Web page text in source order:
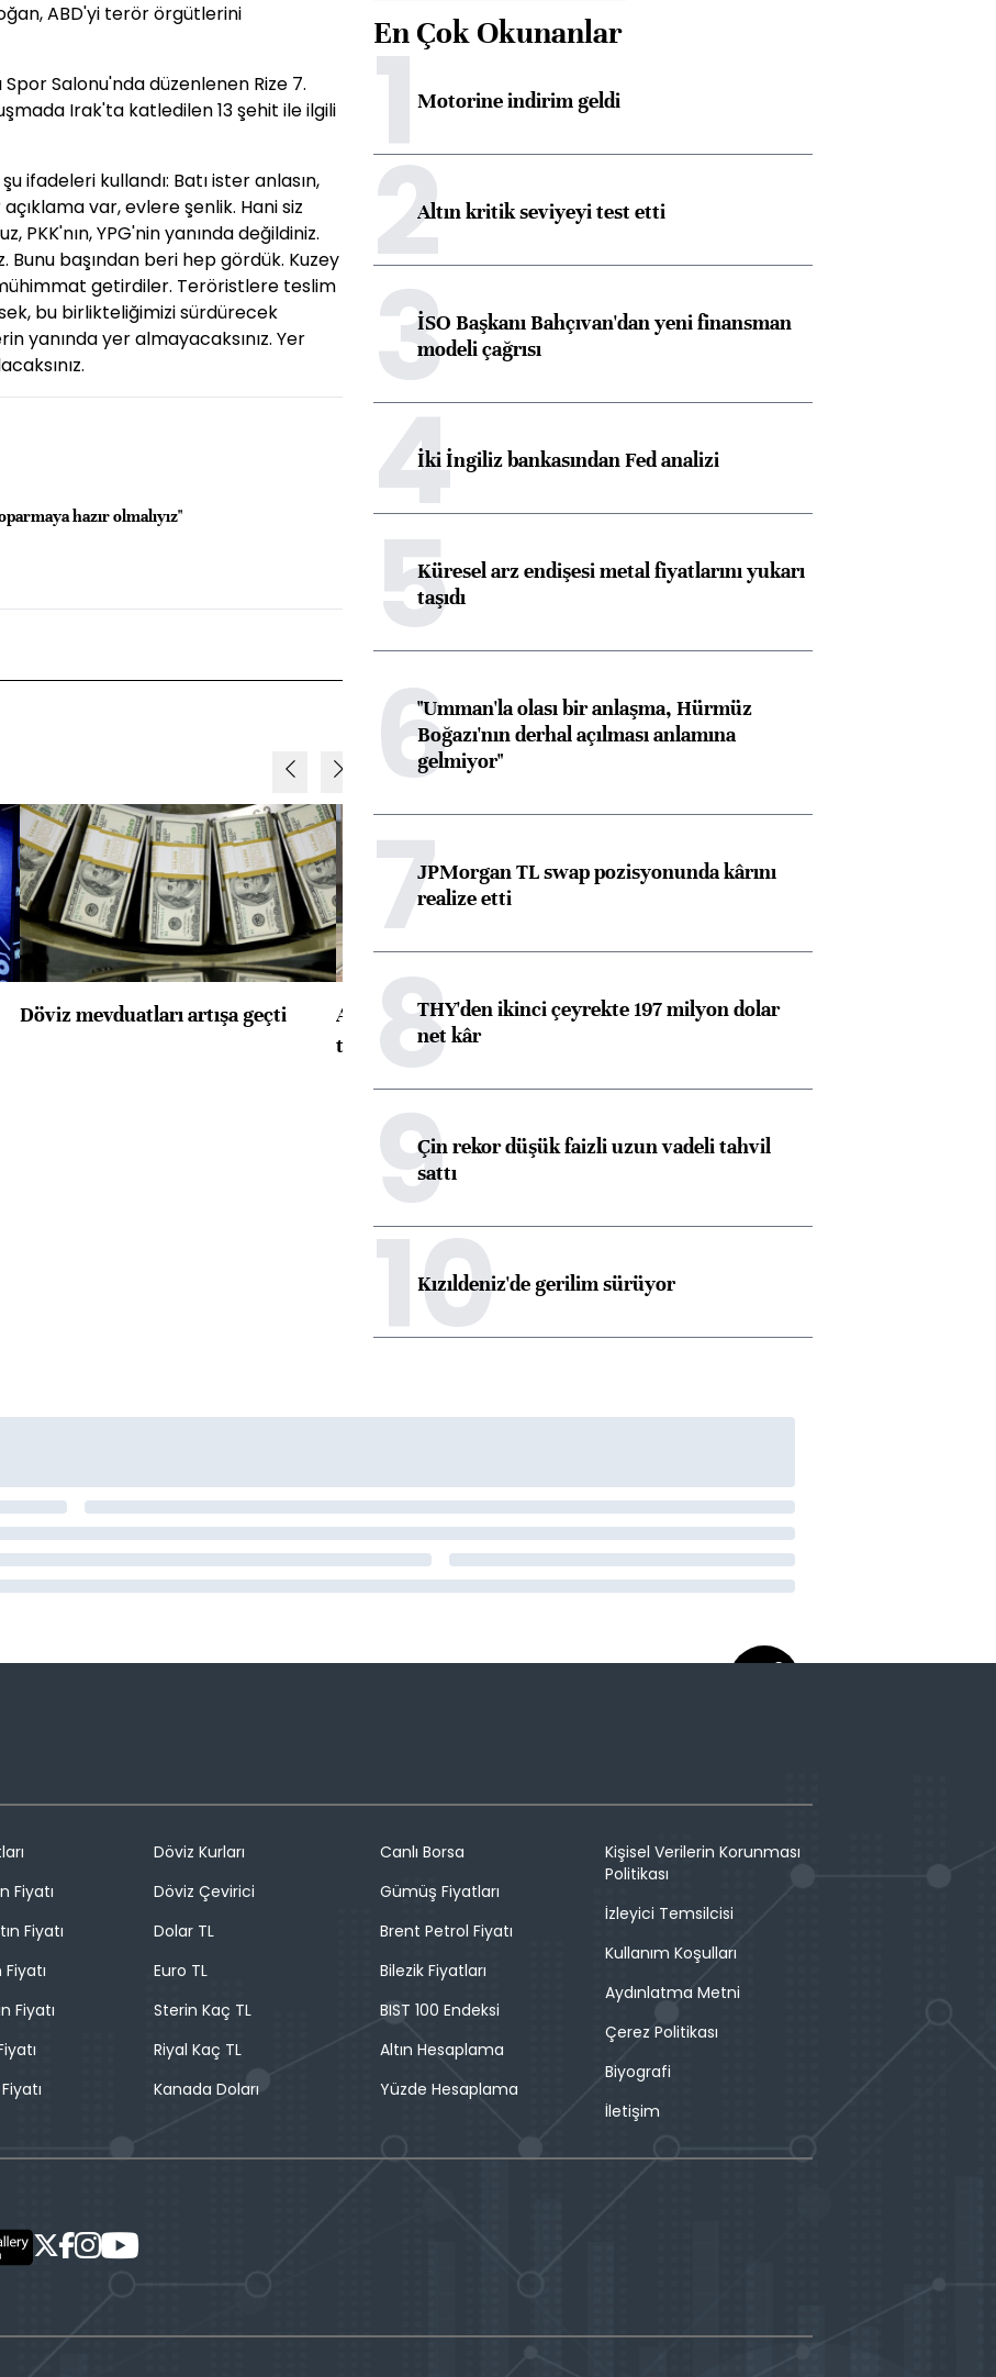
ABD'yi terör örgütlerini
Salonu'nda düzenlenen Rize 7.
Irak'ta katledilen 13 şehit ile ilgili
ifadeleri kullandı: Batı ister anlasın,
var, evlere şenlik. Hani siz
YPG'nin yanında değildiniz.
Bunu başından beri hep gördük. Kuzey
getirdiler. Teröristlere teslim
bu birlikteliğimizi sürdürecek
yanında yer almayacaksınız. Yer
hazır olmalıyız"
Döviz mevduatları artışa geçti
ABD'de konut başlangıçları
toparlandı
konusunda Unicredit ile
En Çok Okunanlar
1Motorine indirim geldi
2Altın kritik seviyeyi test etti
3İSO Başkanı Bahçıvan'dan yeni finansman
modeli çağrısı
4İki İngiliz bankasından Fed analizi
5Küresel arz endişesi metal fiyatlarını yukarı
taşıdı
6"Umman'la olası bir anlaşma, Hürmüz
Boğazı'nın derhal açılması anlamına
gelmiyor"
7JPMorgan TL swap pozisyonunda kârını
realize etti
8THY'den ikinci çeyrekte 197 milyon dolar
net kâr
9Çin rekor düşük faizli uzun vadeli tahvil
sattı
10
Kızıldeniz'de gerilim sürüyor
Fiyatı
Fiyatı
Fiyatı
Döviz Kurları
Döviz Çevirici
Dolar TL
Euro TL
Sterin Kaç TL
Riyal Kaç TL
Kanada Doları
Canlı Borsa
Gümüş Fiyatları
Brent Petrol Fiyatı
Bilezik Fiyatları
BIST 100 Endeksi
Altın Hesaplama
Yüzde Hesaplama
Kişisel Verilerin Korunması
Politikası
İzleyici Temsilcisi
Kullanım Koşulları
Aydınlatma Metni
Çerez Politikası
Biyografi
İletişim